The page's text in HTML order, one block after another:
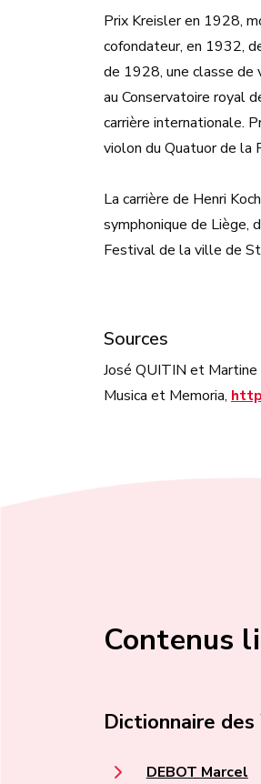
Prix Kreisler en 1928,
cofondateur, en 1932,
de 1928, une classe de
au Conservatoire royal
carrière internationale.
violon du Quatuor de la
La carrière de Henri
symphonique de Liège,
Festival de la ville de
Sources
José QUITIN et Martine
Musica et Memoria,
Contenus
Dictionnaire
DEBOT Marcel